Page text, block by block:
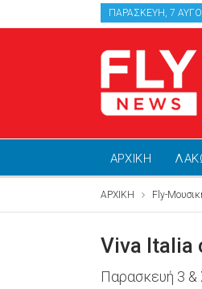
ΠΑΡΑΣΚΕΥΉ, 7
ΑΡΧΙΚΗ
ΑΡΧΙΚΗ Fly-
Viva Italia
Παρασκευή 3 &